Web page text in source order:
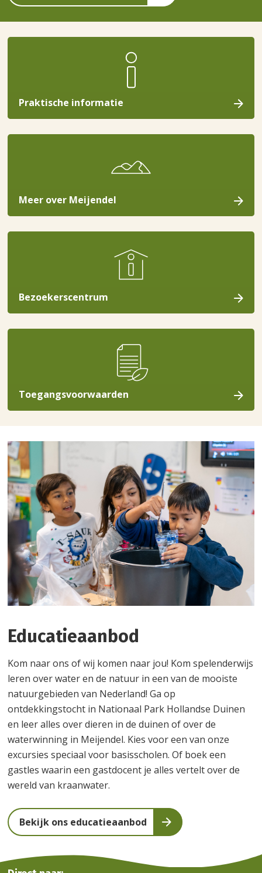
Praktische informatie
Meer over Meijendel
Bezoekerscentrum
Toegangsvoorwaarden
Educatieaanbod
Kom naar ons of wij komen naar jou! Kom spelenderwijs
leren over water en de natuur in een van de mooiste
natuurgebieden van Nederland! Ga op
ontdekkingstocht in Nationaal Park Hollandse Duinen
en leer alles over dieren in de duinen of over de
waterwinning in Meijendel. Kies voor een van onze
excursies speciaal voor basisscholen. Of boek een
gastles waarin een gastdocent je alles vertelt over de
wereld van kraanwater.
Bekijk ons educatieaanbod
Duinen